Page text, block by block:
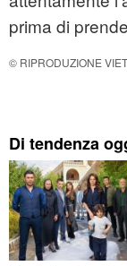
prima di
© RIPRODUZIONE
Di tendenza